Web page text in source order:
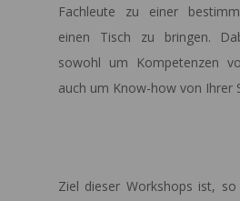
Fachleute zu einer
einen Tisch zu bringen.
sowohl um Kompetenzen
auch um Know-how von Ihrer
Ziel dieser Workshops ist,